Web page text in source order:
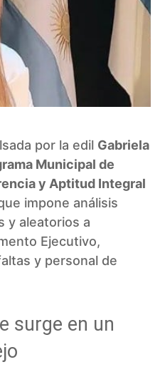
por la edil Gabriela
Municipal de
y Aptitud Integral
impone análisis
y aleatorios a
Ejecutivo,
y personal de
surge en un